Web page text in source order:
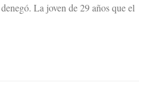
La joven de 29 años que el